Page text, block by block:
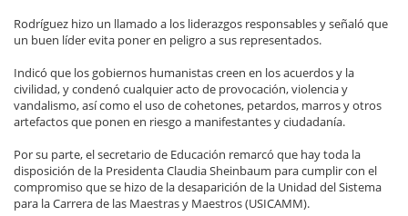
Rodríguez hizo un llamado a los liderazgos responsables y señaló que
un buen líder evita poner en peligro a sus representados.
Indicó que los gobiernos humanistas creen en los acuerdos y la
civilidad, y condenó cualquier acto de provocación, violencia y
vandalismo, así como el uso de cohetones, petardos, marros y otros
artefactos que ponen en riesgo a manifestantes y ciudadanía.
Por su parte, el secretario de Educación remarcó que hay toda la
disposición de la Presidenta Claudia Sheinbaum para cumplir con el
compromiso que se hizo de la desaparición de la Unidad del Sistema
para la Carrera de las Maestras y Maestros (USICAMM).